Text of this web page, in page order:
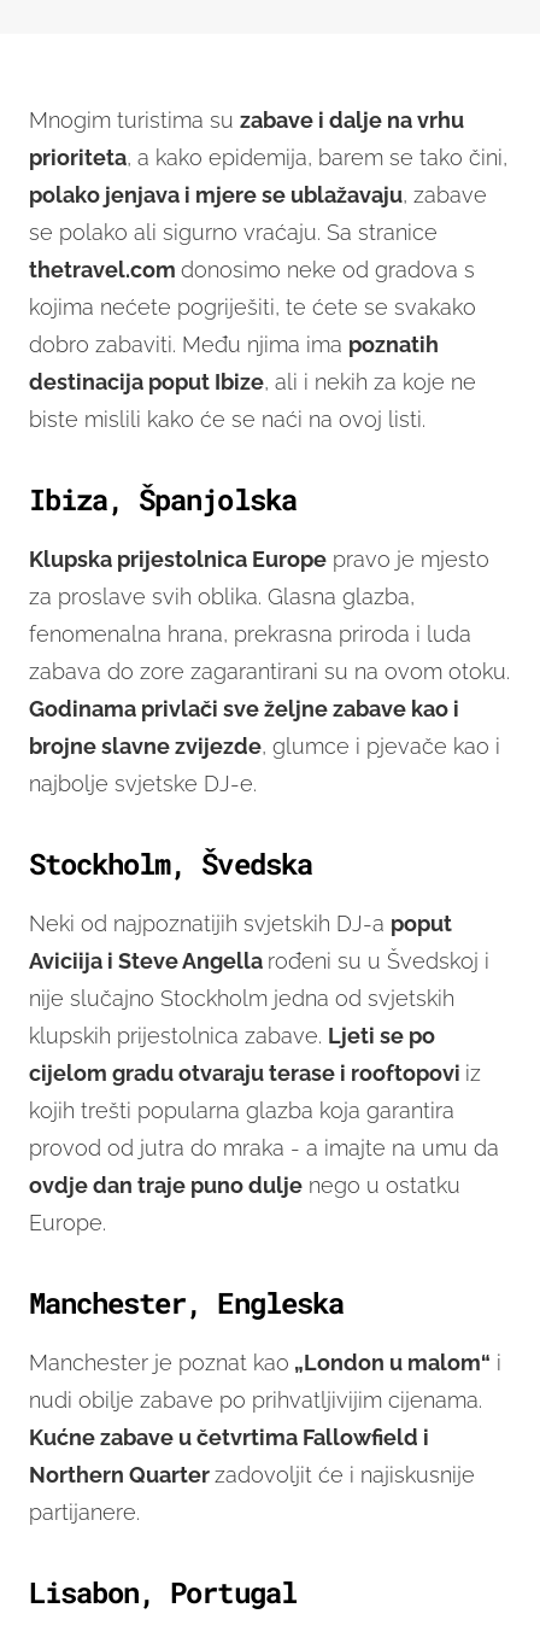
Mnogim turistima su zabave i dalje na vrhu
prioriteta, a kako epidemija, barem se tako čini,
polako jenjava i mjere se ublažavaju, zabave
se polako ali sigurno vraćaju. Sa stranice
thetravel.com donosimo neke od gradova s
kojima nećete pogriješiti, te ćete se svakako
dobro zabaviti. Među njima ima poznatih
destinacija poput Ibize, ali i nekih za koje ne
biste mislili kako će se naći na ovoj listi.
Ibiza, Španjolska
Klupska prijestolnica Europe pravo je mjesto
za proslave svih oblika. Glasna glazba,
fenomenalna hrana, prekrasna priroda i luda
zabava do zore zagarantirani su na ovom otoku.
Godinama privlači sve željne zabave kao i
brojne slavne zvijezde, glumce i pjevače kao i
najbolje svjetske DJ-e.
Stockholm, Švedska
Neki od najpoznatijih svjetskih DJ-a poput
Aviciija i Steve Angella rođeni su u Švedskoj i
nije slučajno Stockholm jedna od svjetskih
klupskih prijestolnica zabave. Ljeti se po
cijelom gradu otvaraju terase i rooftopovi iz
kojih trešti popularna glazba koja garantira
provod od jutra do mraka - a imajte na umu da
ovdje dan traje puno dulje nego u ostatku
Europe.
Manchester, Engleska
Manchester je poznat kao „London u malom“ i
nudi obilje zabave po prihvatljivijim cijenama.
Kućne zabave u četvrtima Fallowfield i
Northern Quarterzadovoljit će i najiskusnije
partijanere.
Lisabon, Portugal